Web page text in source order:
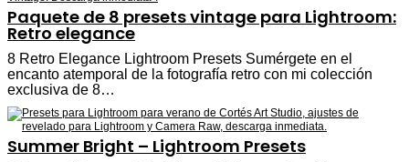
Paquete de 8 presets vintage para Lightroom:
Retro elegance
8 Retro Elegance Lightroom Presets Sumérgete en el
encanto atemporal de la fotografía retro con mi colección
exclusiva de 8…
Summer Bright – Lightroom Presets